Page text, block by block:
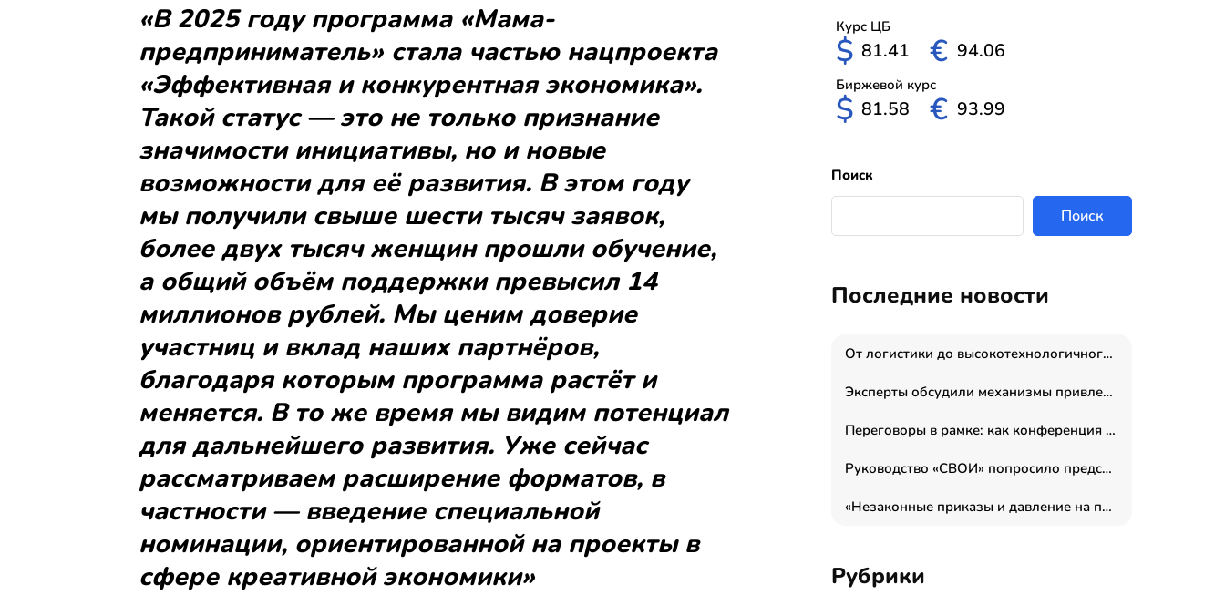
«В 2025 году программа «Мама-
предприниматель» стала частью нацпроекта
«Эффективная и конкурентная экономика».
Такой статус — это не только признание
значимости инициативы, но и новые
возможности для её развития. В этом году
мы получили свыше шести тысяч заявок,
более двух тысяч женщин прошли обучение,
а общий объём поддержки превысил 14
миллионов рублей. Мы ценим доверие
участниц и вклад наших партнёров,
благодаря которым программа растёт и
меняется. В то же время мы видим потенциал
для дальнейшего развития. Уже сейчас
рассматриваем расширение форматов, в
частности — введение специальной
номинации, ориентированной на проекты в
сфере креативной экономики»
Курс ЦБ
$ 81.41 € 94.06
Биржевой курс
$ 81.58 € 93.99
Поиск
Поиск
Последние новости
От логистики до высокотехнологичного производства: как основатель “гагаринга” выстраивает экосистему безопасности и гражданских БПЛА
Эксперты обсудили механизмы привлечения молодых специалистов в промышленные города
Переговоры в рамке: как конференция «Бизнес как искусство» переформатирует деловой этикет в стенах ТПП РФ
Руководство «СВОИ» попросило председателя СКР дать правовую оценку обысков в тыловом штабе
«Незаконные приказы и давление на полицию»: Эрнеста Султанова задержали у посольства Израиля во время одиночного пикета
Рубрики